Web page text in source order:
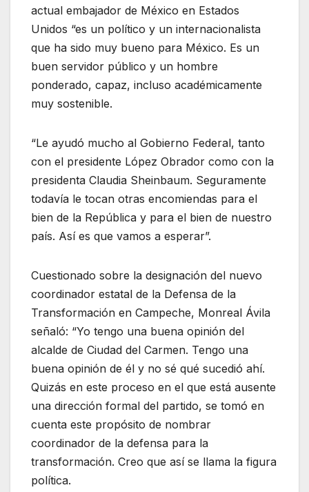
actual embajador de México en Estados
Unidos “es un político y un internacionalista
que ha sido muy bueno para México. Es un
buen servidor público y un hombre
ponderado, capaz, incluso académicamente
muy sostenible.
“Le ayudó mucho al Gobierno Federal, tanto
con el presidente López Obrador como con la
presidenta Claudia Sheinbaum. Seguramente
todavía le tocan otras encomiendas para el
bien de la República y para el bien de nuestro
país. Así es que vamos a esperar”.
Cuestionado sobre la designación del nuevo
coordinador estatal de la Defensa de la
Transformación en Campeche, Monreal Ávila
señaló: “Yo tengo una buena opinión del
alcalde de Ciudad del Carmen. Tengo una
buena opinión de él y no sé qué sucedió ahí.
Quizás en este proceso en el que está ausente
una dirección formal del partido, se tomó en
cuenta este propósito de nombrar
coordinador de la defensa para la
transformación. Creo que así se llama la figura
política.